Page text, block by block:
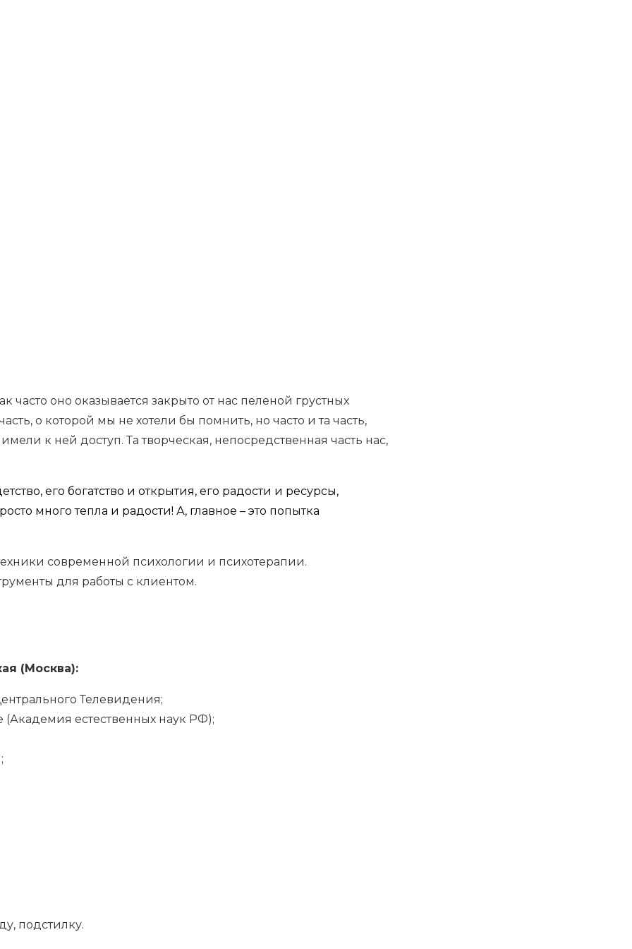
часто оно оказывается закрыто от нас пеленой грустных
о которой мы не хотели бы помнить, но часто и та часть,
к ней доступ. Та творческая, непосредственная часть нас,
его богатство и открытия, его радости и ресурсы,
много тепла и радости! А, главное – это попытка
современной психологии и психотерапии.
для работы с клиентом.
(Москва):
Телевидения;
естественных наук РФ);
подстилку.